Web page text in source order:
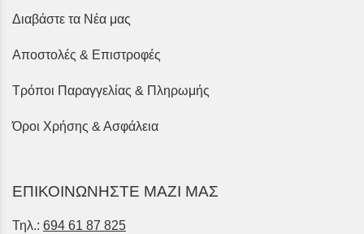
Διαβάστε τα Νέα μας
Αποστολές & Επιστροφές
Τρόποι Παραγγελίας & Πληρωμής
Όροι Χρήσης & Ασφάλεια
ΕΠΙΚΟΙΝΩΝΗΣΤΕ ΜΑΖΙ ΜΑΣ
Τηλ.: 694 61 87 825